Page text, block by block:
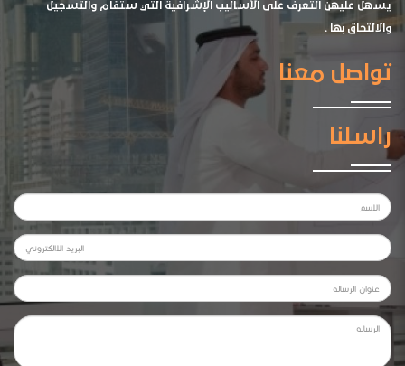
يسهل عليهن التعرف على الأساليب الإشرافية التي ستقام والتسجيل
والالتحاق بها .
تواصل معنا
راسلنا